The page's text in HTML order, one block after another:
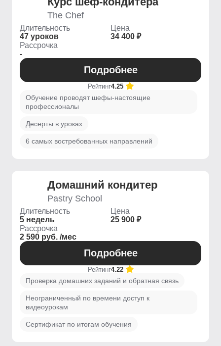
The Chef
Длительность
47 уроков
Цена
34 400 ₽
Рассрочка
-
Подробнее
Рейтинг4.25
Обучение проводят шефы-настоящие
профессионалы
Десерты в уроках
6 самых востребованных направлений
Домашний кондитер
Pastry School
Длительность
5 недель
Цена
25 900 ₽
Рассрочка
2 590 руб. /мес
Подробнее
Рейтинг4.22
Проверка домашних заданий и обратная связь
Неограниченный по времени доступ к
видеоурокам
Сертификат по итогам обучения